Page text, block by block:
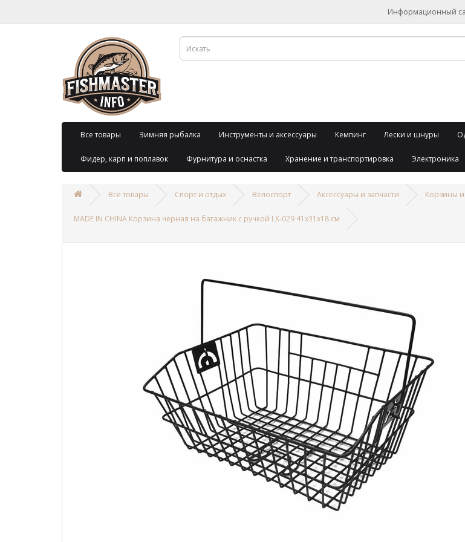
Информационный
Все товары Зимняя рыбалка Инструменты и аксессуары Кемпинг Лески и шнуры
Фидер, карп и поплавок Фурнитура и оснастка Хранение и транспортировка Электроника
Все товары Спорт и отдых Велоспорт Аксессуары и запчасти Корзины
MADE IN CHINA Корзина черная на багажник с ручкой LX-029 41х31х18 см